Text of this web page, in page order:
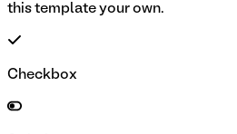
this template your own.
Checkbox